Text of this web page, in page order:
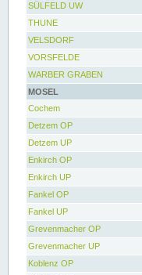
SÜLFELD UW
THUNE
VELSDORF
VORSFELDE
WARBER GRABEN
MOSEL
Cochem
Detzem OP
Detzem UP
Enkirch OP
Enkirch UP
Fankel OP
Fankel UP
Grevenmacher OP
Grevenmacher UP
Koblenz OP